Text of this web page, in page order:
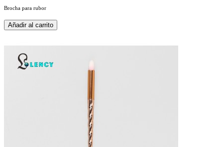
Brocha para rubor
Añadir al carrito